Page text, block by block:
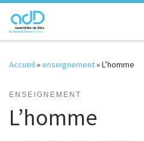
Passer au contenu
Accueil»enseignement»L’homme
ENSEIGNEMENT
L’homme